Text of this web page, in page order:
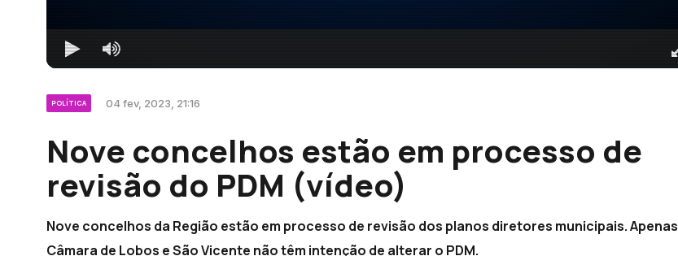
POLÍTICA 04 fev, 2023, 21:16
Nove concelhos estão em processo de
revisão do PDM (vídeo)
Nove concelhos da Região estão em processo de revisão dos planos diretores municipais. Apenas
Câmara de Lobos e São Vicente não têm intenção de alterar o PDM.